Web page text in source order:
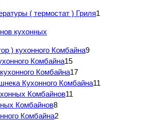
( термостат ) Гриля1
кухонных
) кухонного Комбайна9
Комбайна15
Комбайна17
Кухонного Комбайна11
Комбайнов11
Комбайнов8
Комбайна2